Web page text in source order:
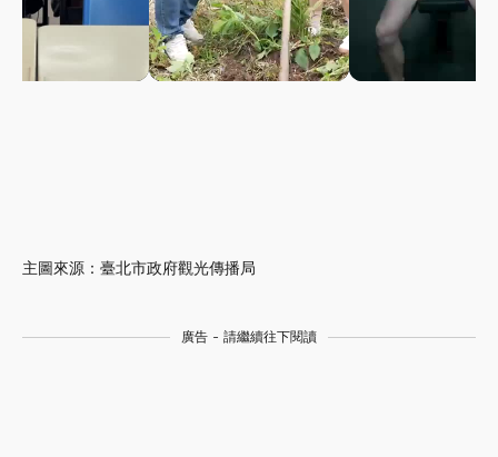
主圖來源：臺北市政府觀光傳播局
廣告 - 請繼續往下閱讀